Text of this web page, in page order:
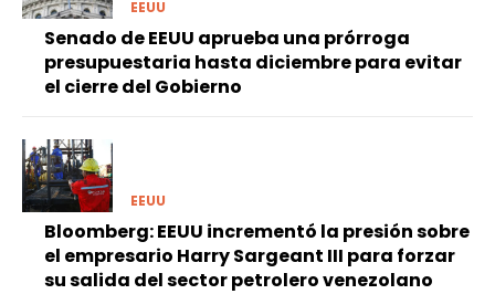
EEUU
Senado de EEUU aprueba una prórroga
presupuestaria hasta diciembre para evitar
el cierre del Gobierno
EEUU
Bloomberg: EEUU incrementó la presión sobre
el empresario Harry Sargeant III para forzar
su salida del sector petrolero venezolano